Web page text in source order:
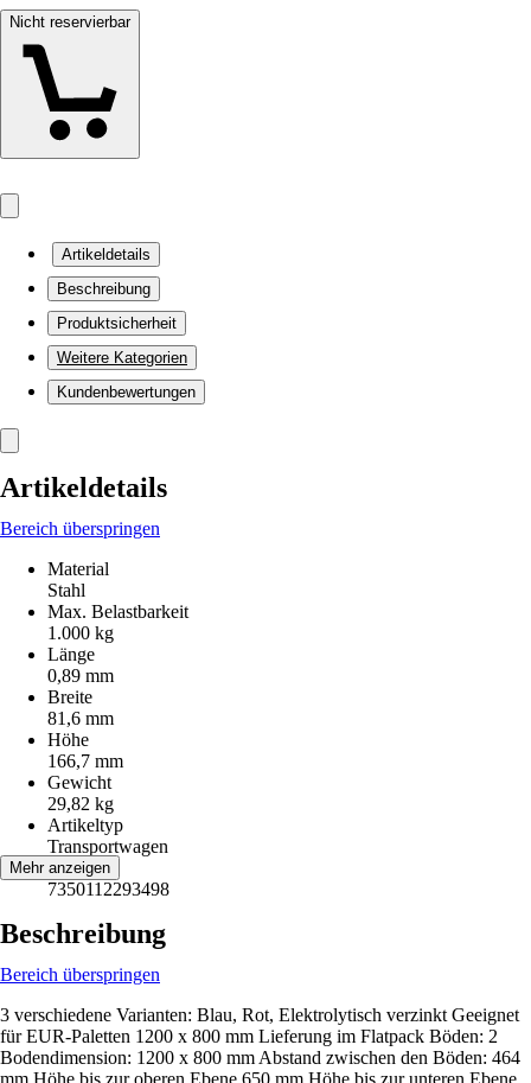
Nicht reservierbar
Artikeldetails
Beschreibung
Produktsicherheit
Weitere Kategorien
Kundenbewertungen
Artikeldetails
Bereich überspringen
Material
Stahl
Max. Belastbarkeit
1.000 kg
Länge
0,89 mm
Breite
81,6 mm
Höhe
166,7 mm
Gewicht
29,82 kg
Artikeltyp
Transportwagen
EAN
7350112293498
Mehr anzeigen
Beschreibung
Bereich überspringen
3 verschiedene Varianten: Blau, Rot, Elektrolytisch verzinkt Geeignet
für EUR-Paletten 1200 x 800 mm Lieferung im Flatpack Böden: 2
Bodendimension: 1200 x 800 mm Abstand zwischen den Böden: 464
mm Höhe bis zur oberen Ebene 650 mm Höhe bis zur unteren Ebene